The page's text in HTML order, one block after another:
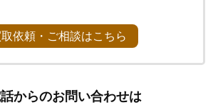
依頼・ご相談はこちら
からのお問い合わせは